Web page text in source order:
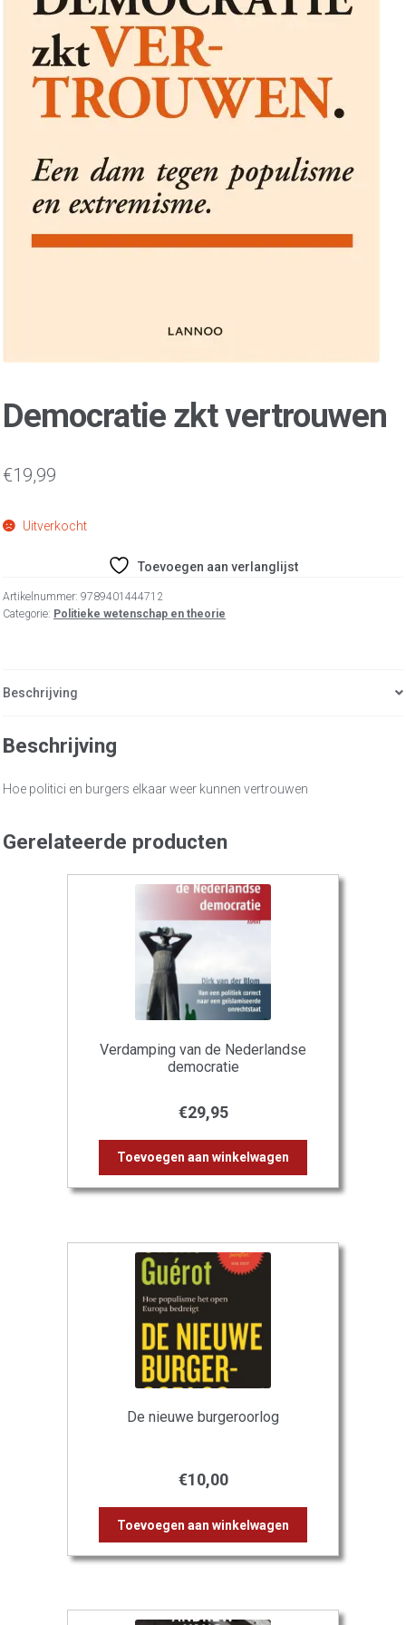
Democratie zkt vertrouwen
€19,99
Uitverkocht
Toevoegen aan verlanglijst
Artikelnummer: 9789401444712
Categorie: Politieke wetenschap en theorie
Beschrijving
Beschrijving
Hoe politici en burgers elkaar weer kunnen vertrouwen
Gerelateerde producten
Verdamping van de Nederlandse
democratie
€29,95
Toevoegen aan winkelwagen
De nieuwe burgeroorlog
€10,00
Toevoegen aan winkelwagen